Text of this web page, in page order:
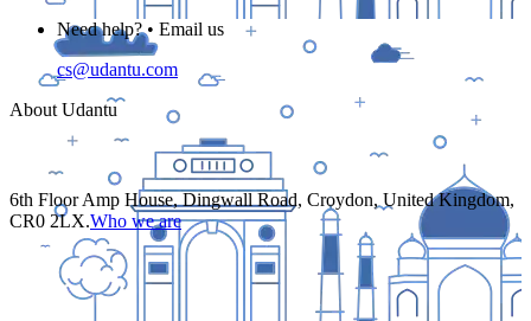
Need help? • Email us
cs@udantu.com
About Udantu
6th Floor Amp House, Dingwall Road, Croydon, United Kingdom,
CR0 2LX.Who we are